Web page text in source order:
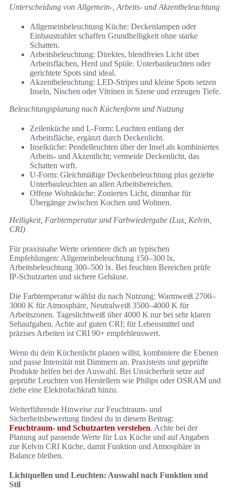
Unterscheidung von Allgemein-, Arbeits- und Akzentbeleuchtung
Allgemeinbeleuchtung Küche: Deckenlampen oder
Einbaustrahler schaffen Grundhelligkeit ohne starke
Schatten.
Arbeitsbeleuchtung: Direktes, blendfreies Licht über
Arbeitsflächen, Herd und Spüle. Unterbauleuchten oder
gerichtete Spots sind ideal.
Akzentbeleuchtung: LED-Stripes und kleine Spots setzen
Inseln, Nischen oder Vitrinen in Szene und erzeugen Tiefe.
Beleuchtungsplanung nach Küchenform und Nutzung
Zeilenküche und L‑Form: Leuchten entlang der
Arbeitsfläche, ergänzt durch Deckenlicht.
Inselküche: Pendelleuchten über der Insel als kombiniertes
Arbeits- und Akzentlicht; vermeide Deckenlicht, das
Schatten wirft.
U‑Form: Gleichmäßige Deckenbeleuchtung plus gezielte
Unterbauleuchten an allen Arbeitsbereichen.
Offene Wohnküche: Zoniertes Licht, dimmbar für
Übergänge zwischen Kochen und Wohnen.
Helligkeit, Farbtemperatur und Farbwiedergabe (Lux, Kelvin,
CRI)
Für praxisnahe Werte orientiere dich an typischen
Empfehlungen: Allgemeinbeleuchtung 150–300 lx,
Arbeitsbeleuchtung 300–500 lx. Bei feuchten Bereichen prüfe
IP‑Schutzarten und sichere Gehäuse.
Die Farbtemperatur wählst du nach Nutzung: Warmweiß 2700–
3000 K für Atmosphäre, Neutralweiß 3500–4000 K für
Arbeitszonen. Tageslichtweiß über 4000 K nur bei sehr klaren
Sehaufgaben. Achte auf guten CRI; für Lebensmittel und
präzises Arbeiten ist CRI 90+ empfehlenswert.
Wenn du dein Küchenlicht planen willst, kombiniere die Ebenen
und passe Intensität mit Dimmern an. Praxistests und geprüfte
Produkte helfen bei der Auswahl. Bei Unsicherheit setze auf
geprüfte Leuchten von Herstellern wie Philips oder OSRAM und
ziehe eine Elektrofachkraft hinzu.
Weiterführende Hinweise zur Feuchtraum- und
Sicherheitsbewertung findest du in diesem Beitrag:
Feuchtraum- und Schutzarten verstehen. Achte bei der
Planung auf passende Werte für Lux Küche und auf Angaben
zur Kelvin CRI Küche, damit Funktion und Atmosphäre in
Balance bleiben.
Lichtquellen und Leuchten: Auswahl nach Funktion und
Stil